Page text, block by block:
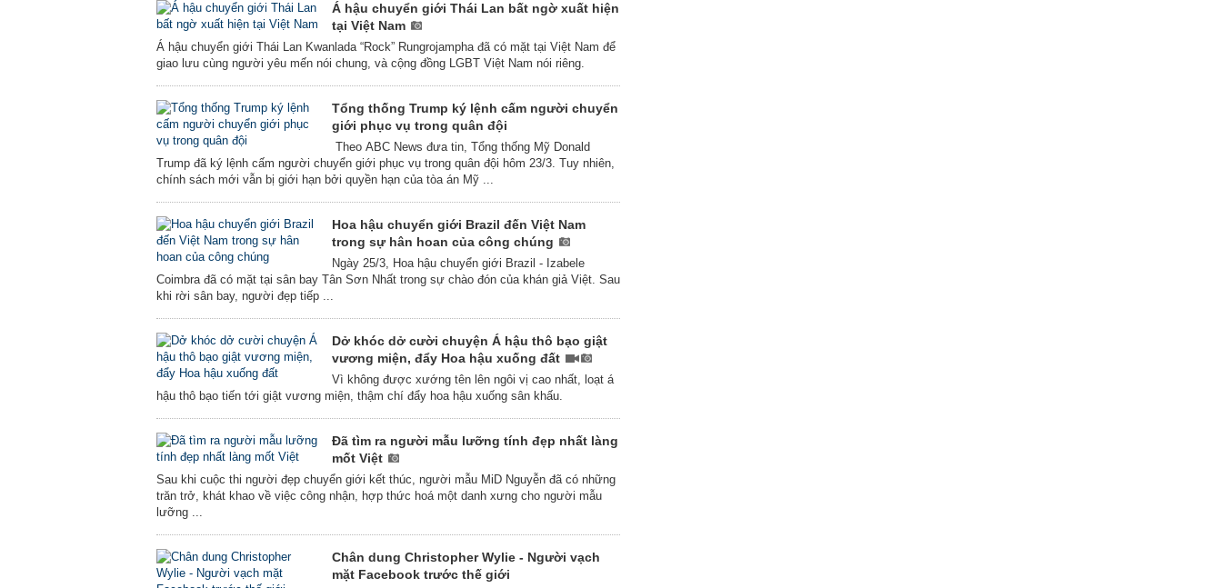
Á hậu chuyển giới Thái Lan bất ngờ xuất hiện
tại Việt Nam
Á hậu chuyển giới Thái Lan Kwanlada “Rock” Rungrojampha đã có mặt tại Việt Nam để
giao lưu cùng người yêu mến nói chung, và cộng đồng LGBT Việt Nam nói riêng.
Tổng thống Trump ký lệnh cấm người chuyển
giới phục vụ trong quân đội
Theo ABC News đưa tin, Tổng thống Mỹ Donald
Trump đã ký lệnh cấm người chuyển giới phục vụ trong quân đội hôm 23/3. Tuy nhiên,
chính sách mới vẫn bị giới hạn bởi quyền hạn của tòa án Mỹ ...
Hoa hậu chuyển giới Brazil đến Việt Nam
trong sự hân hoan của công chúng
Ngày 25/3, Hoa hậu chuyển giới Brazil - Izabele
Coimbra đã có mặt tại sân bay Tân Sơn Nhất trong sự chào đón của khán giả Việt. Sau
khi rời sân bay, người đẹp tiếp ...
Dở khóc dở cười chuyện Á hậu thô bạo giật
vương miện, đẩy Hoa hậu xuống đất
Vì không được xướng tên lên ngôi vị cao nhất, loạt á
hậu thô bạo tiến tới giật vương miện, thậm chí đẩy hoa hậu xuống sân khấu.
Đã tìm ra người mẫu lưỡng tính đẹp nhất làng
mốt Việt
Sau khi cuộc thi người đẹp chuyển giới kết thúc, người mẫu MiD Nguyễn đã có những
trăn trở, khát khao về việc công nhận, hợp thức hoá một danh xưng cho người mẫu
lưỡng ...
Chân dung Christopher Wylie - Người vạch
mặt Facebook trước thế giới